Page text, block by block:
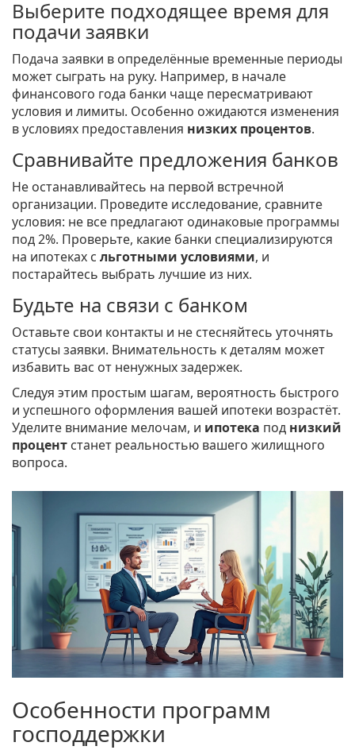
Выберите подходящее время для
подачи заявки
Подача заявки в определённые временные периоды
может сыграть на руку. Например, в начале
финансового года банки чаще пересматривают
условия и лимиты. Особенно ожидаются изменения
в условиях предоставления низких процентов.
Сравнивайте предложения банков
Не останавливайтесь на первой встречной
организации. Проведите исследование, сравните
условия: не все предлагают одинаковые программы
под 2%. Проверьте, какие банки специализируются
на ипотеках с льготными условиями, и
постарайтесь выбрать лучшие из них.
Будьте на связи с банком
Оставьте свои контакты и не стесняйтесь уточнять
статусы заявки. Внимательность к деталям может
избавить вас от ненужных задержек.
Следуя этим простым шагам, вероятность быстрого
и успешного оформления вашей ипотеки возрастёт.
Уделите внимание мелочам, и ипотека под низкий
процент станет реальностью вашего жилищного
вопроса.
Особенности программ
господдержки